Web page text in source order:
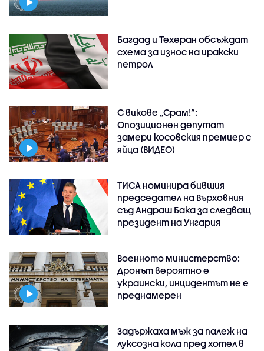
Багдад и Техеран обсъждат
схема за износ на иракски
петрол
С викове „Срам!“:
Опозиционен депутат
замери косовския премиер с
яйца (ВИДЕО)
ТИСА номинира бившия
председател на Върховния
съд Андраш Бака за следващ
президент на Унгария
Военното министерство:
Дронът вероятно е
украински, инцидентът не е
преднамерен
Задържаха мъж за палеж на
луксозна кола пред хотел в